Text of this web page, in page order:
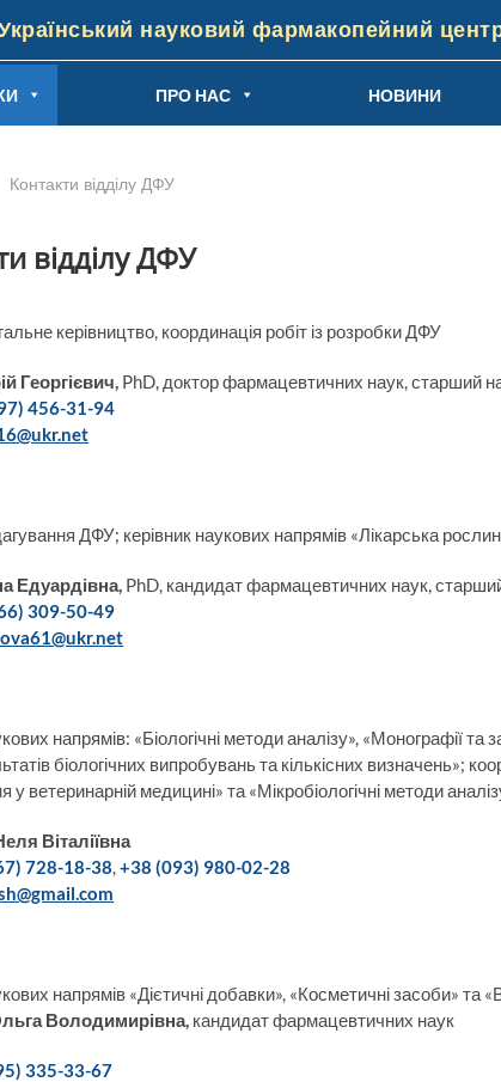
науковий фармакопейний центр
ПРО НАС НОВИНИ
Контакти відділу ДФУ
відділу ДФУ
керівництво, координація робіт із розробки ДФУ
Георгієвич, PhD, доктор фармацевтичних наук, старший
456-31-94
ДФУ; керівник наукових напрямів «Лікарська
Едуардівна, PhD, кандидат фармацевтичних наук,
309-50-49
напрямів: «Біологічні методи аналізу», «Монографії та
біологічних випробувань та кількісних визначень»;
у ветеринарній медицині» та «Мікробіологічні методи
Віталіївна
728-18-38,+38 (093) 980-02-28
напрямів «Дієтичні добавки», «Косметичні засоби» та
Володимирівна, кандидат фармацевтичних наук
335-33-67